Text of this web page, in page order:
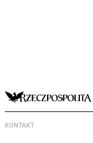
KONTAKT